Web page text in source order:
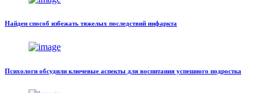
Найден способ избежать тяжелых последствий инфаркта
Психологи обсудили ключевые аспекты для воспитания успешного подростка